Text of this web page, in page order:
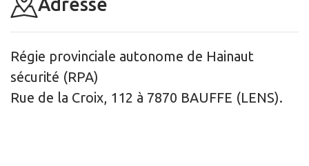
Adresse
Régie provinciale autonome de Hainaut
sécurité (RPA)
Rue de la Croix, 112 à 7870 BAUFFE (LENS).